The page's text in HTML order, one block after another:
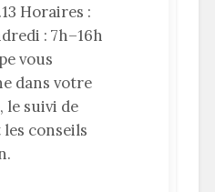
Horaires :
: 7h–16h
vous
dans votre
le suivi de
conseils